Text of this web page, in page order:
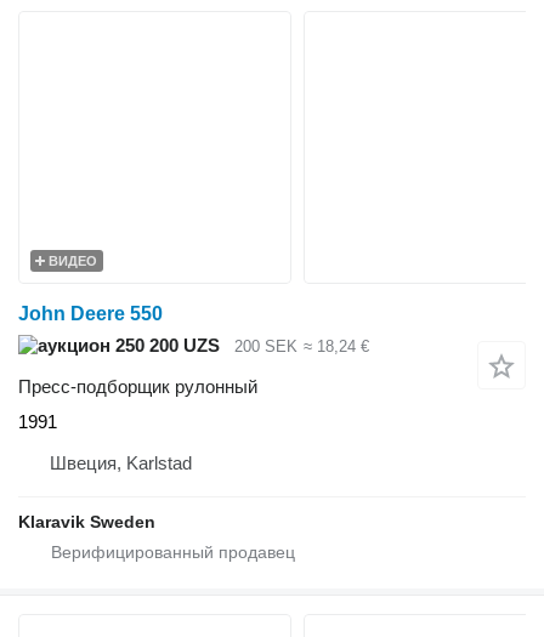
ВИДЕО
John Deere 550
250 200 UZS
200 SEK ≈ 18,24 €
Пресс-подборщик рулонный
1991
Швеция, Karlstad
Klaravik Sweden